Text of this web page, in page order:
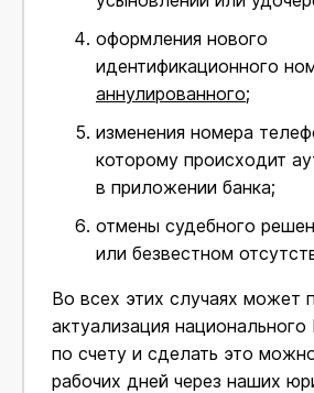
оформления нового
идентификационного
аннулированного;
изменения номера
которому происходит
в приложении банка;
отмены судебного
или безвестном
Во всех этих случаях может
актуализация
по счету и сделать это
рабочих дней через наших